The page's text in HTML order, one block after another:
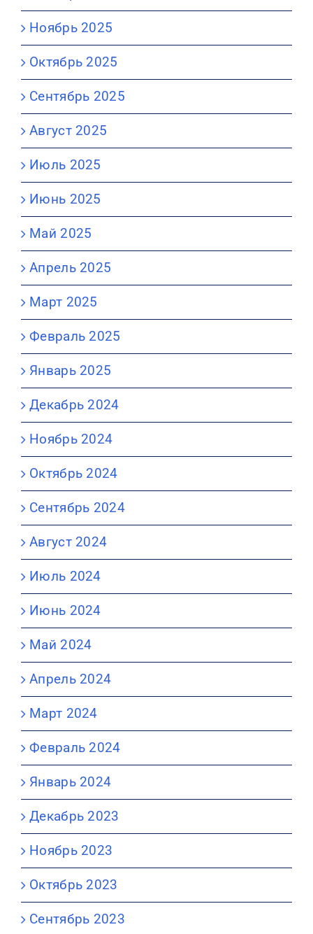
Ноябрь 2025
Октябрь 2025
Сентябрь 2025
Август 2025
Июль 2025
Июнь 2025
Май 2025
Апрель 2025
Март 2025
Февраль 2025
Январь 2025
Декабрь 2024
Ноябрь 2024
Октябрь 2024
Сентябрь 2024
Август 2024
Июль 2024
Июнь 2024
Май 2024
Апрель 2024
Март 2024
Февраль 2024
Январь 2024
Декабрь 2023
Ноябрь 2023
Октябрь 2023
Сентябрь 2023